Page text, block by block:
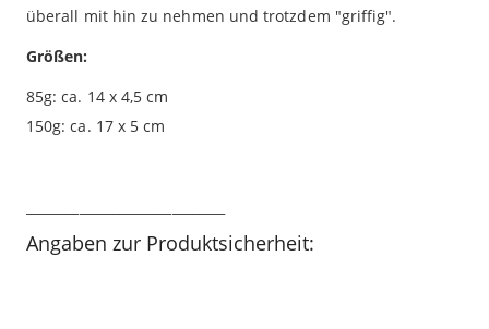
überall mit hin zu nehmen und trotzdem "griffig".
Größen:
85g: ca. 14 x 4,5 cm
150g: ca. 17 x 5 cm
Angaben zur Produktsicherheit: